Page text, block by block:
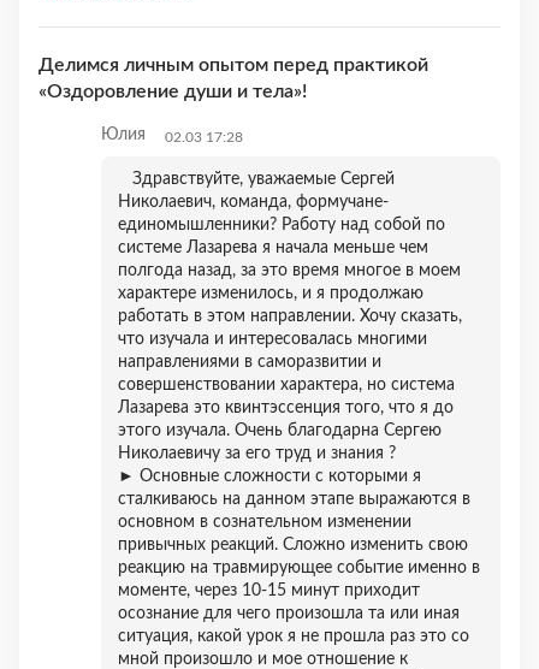
Делимся личным опытом перед практикой
«Оздоровление души и тела»!
Юлия 02.03 17:28
Здравствуйте, уважаемые Сергей
Николаевич, команда, формучане-
единомышленники? Работу над собой по
системе Лазарева я начала меньше чем
полгода назад, за это время многое в моем
характере изменилось, и я продолжаю
работать в этом направлении. Хочу сказать,
что изучала и интересовалась многими
направлениями в саморазвитии и
совершенствовании характера, но система
Лазарева это квинтэссенция того, что я до
этого изучала. Очень благодарна Сергею
Николаевичу за его труд и знания ?
► Основные сложности с которыми я
сталкиваюсь на данном этапе выражаются в
основном в сознательном изменении
привычных реакций. Сложно изменить свою
реакцию на травмирующее событие именно в
моменте, через 10-15 минут приходит
осознание для чего произошла та или иная
ситуация, какой урок я не прошла раз это со
мной произошло и мое отношение к